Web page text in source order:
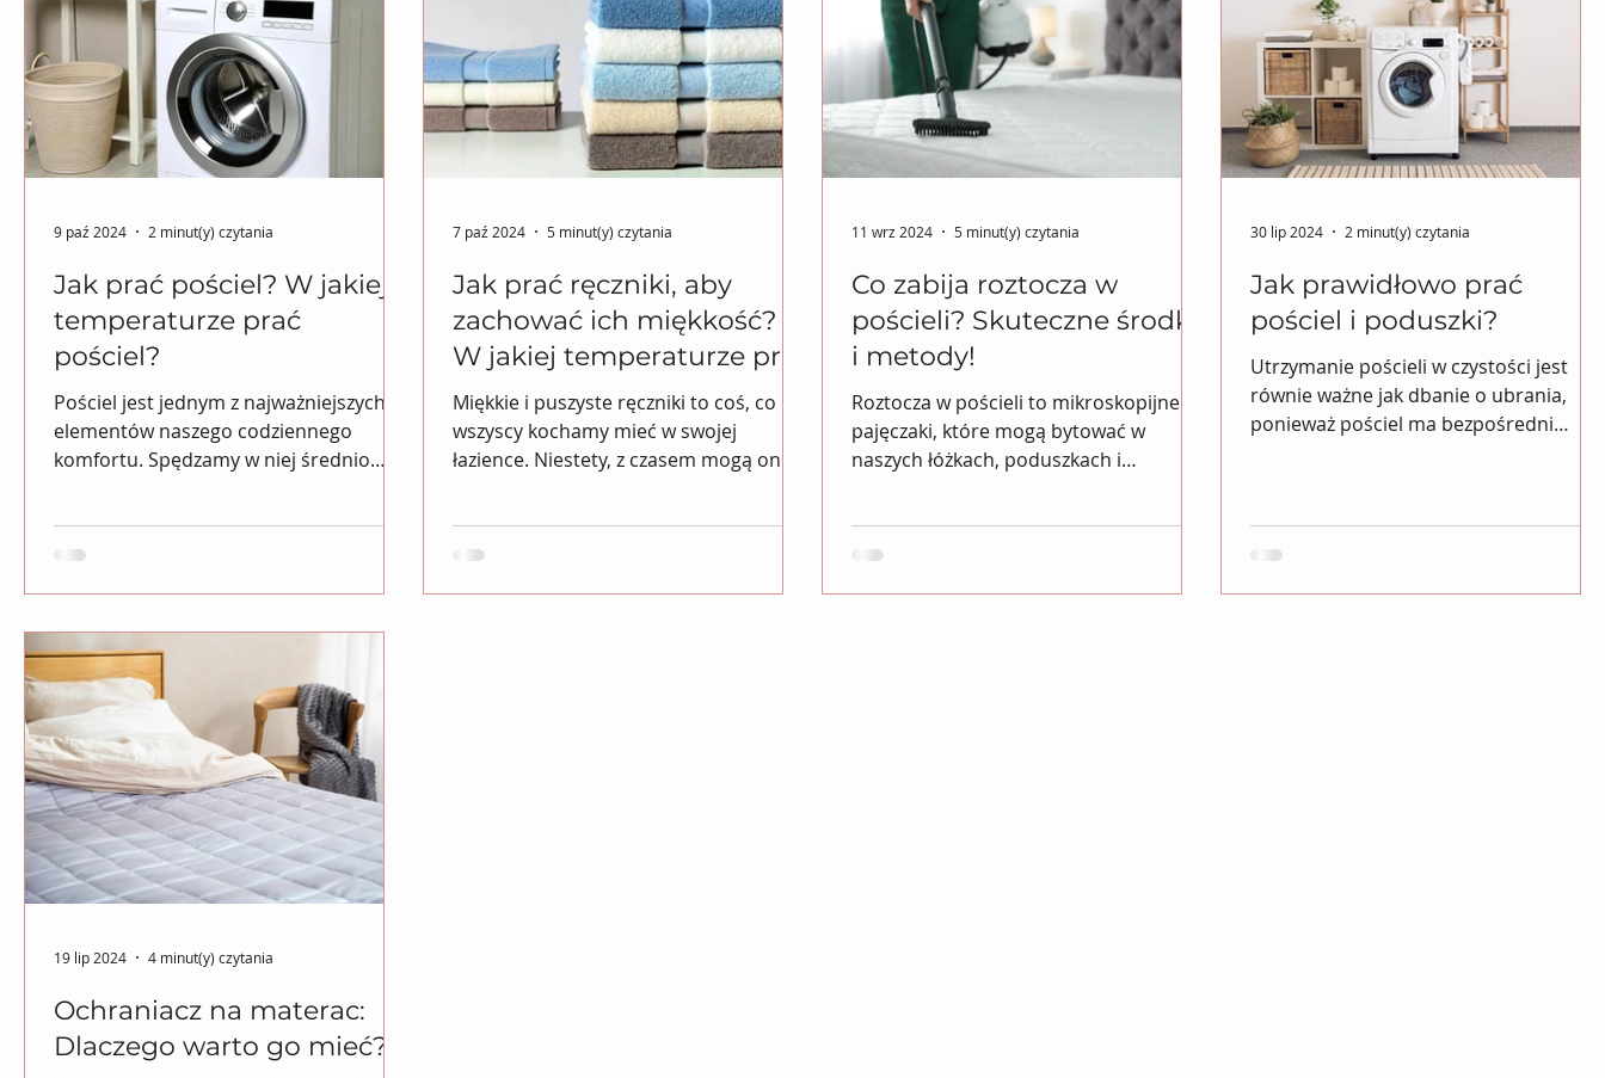
Jak prać pościel? W jakiej
temperaturze prać
pościel?
Pościel jest jednym z najważniejszych
elementów naszego codziennego
komfortu. Spędzamy w niej średnio
9 paź 2024 2 minut(y) czytania
Jak prać ręczniki, aby
zachować ich miękkość?
W jakiej temperaturze prać
ręczniki?
Miękkie i puszyste ręczniki to coś, co
wszyscy kochamy mieć w swojej
łazience. Niestety, z czasem mogą one
7 paź 2024 5 minut(y) czytania
Co zabija roztocza w
pościeli? Skuteczne środki
i metody!
Roztocza w pościeli to mikroskopijne
pajęczaki, które mogą bytować w
naszych łóżkach, poduszkach i
11 wrz 2024 5 minut(y) czytania
Jak prawidłowo prać
pościel i poduszki?
Utrzymanie pościeli w czystości jest
równie ważne jak dbanie o ubrania,
ponieważ pościel ma bezpośredni
30 lip 2024 2 minut(y) czytania
Ochraniacz na materac:
Dlaczego warto go mieć?
19 lip 2024 4 minut(y) czytania